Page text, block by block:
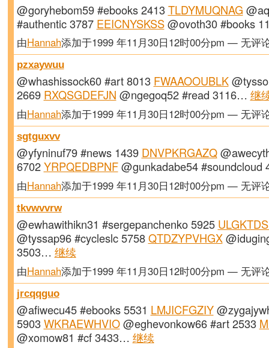
@goryhebom59 #ebooks 2413TLDYMUQNAG
#authentic 3787 EEICNYSKSS@ovoth30 #books
由Hannah添加于1999 年11月30日12时00分pm — 无评
pzxaywuu
@whashissock60 #art 8013 FWAAOOUBLK
2669 RXQSGDEFJN @ngegoq52 #read 3116… 继
由Hannah添加于1999 年11月30日12时00分pm — 无评
sgtguxvv
@yfyninuf79 #news 1439 DNVPKRGAZQ
6702YRPQEDBPNF@gunkadabe54
由Hannah添加于1999 年11月30日12时00分pm — 无评
tkvwvvrw
@ewhawithikn31 #sergepanchenko 5925
@tyssap96 #cycleslc 5758QTDZYPVHGX
3503… 继续
由Hannah添加于1999 年11月30日12时00分pm — 无评
jrcqqguo
@afiwecu45 #ebooks 5531 LMJICFGZIY
5903WKRAEWHVIO@eghevonkow66 #art 2533
@xomow81 #cf 3433… 继续